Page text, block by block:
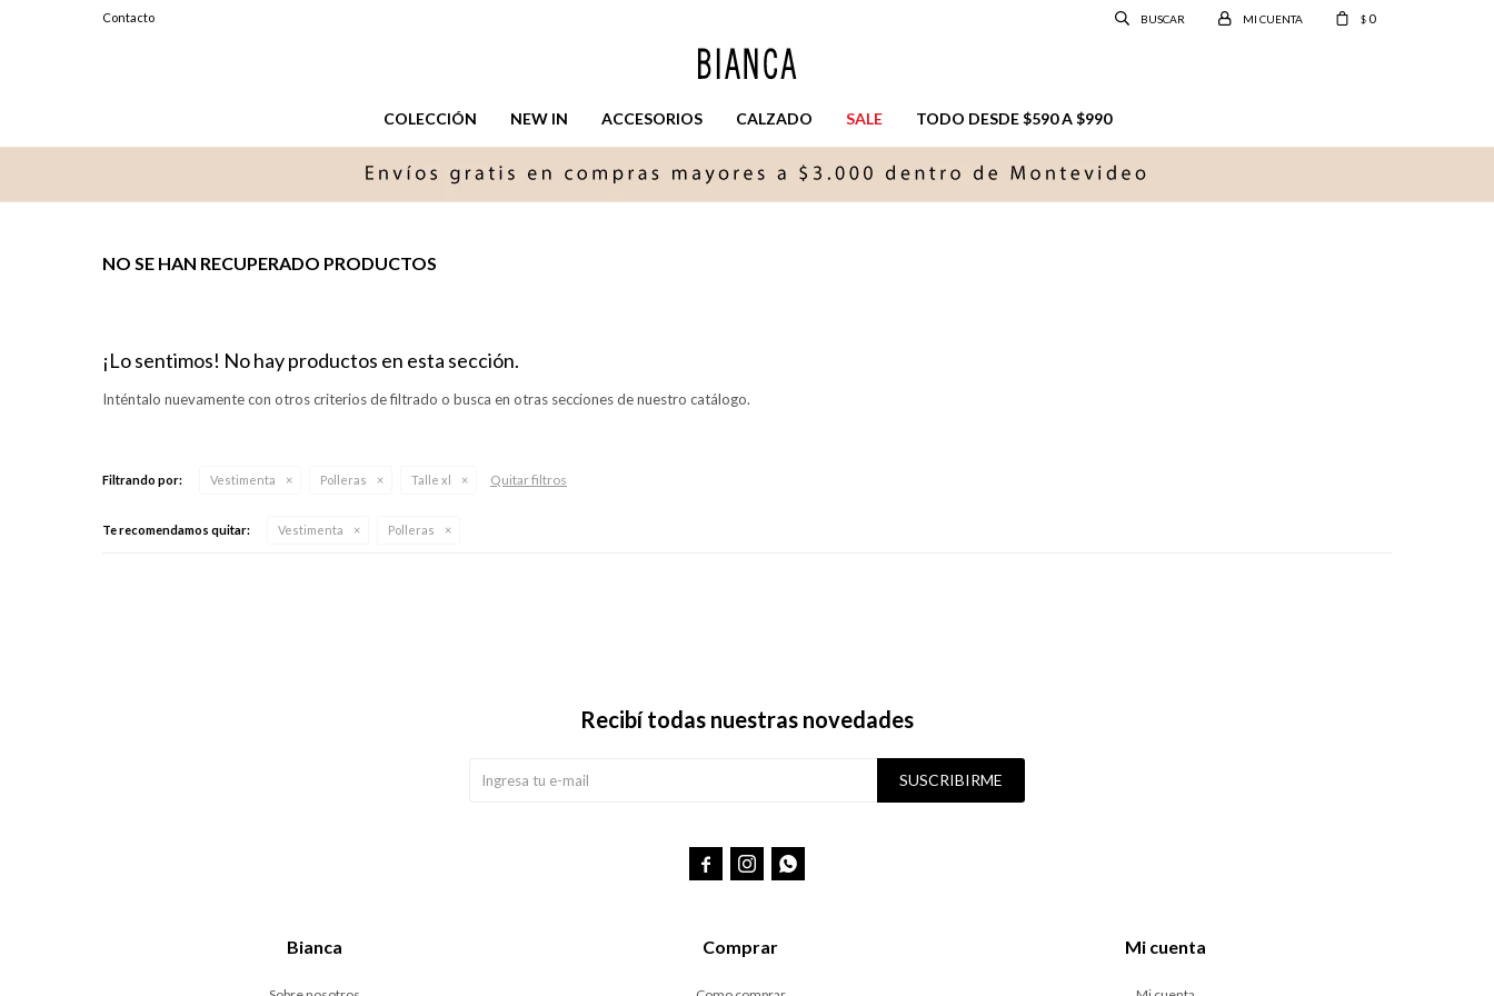
COLECCIÓN NEW IN ACCESORIOS CALZADO SALE TODO DESDE $590 A $990
$ 0
Contacto
NO SE HAN RECUPERADO PRODUCTOS
¡Lo sentimos! No hay productos en esta sección.
Inténtalo nuevamente con otros criterios de filtrado o busca en otras secciones de nuestro catálogo.
Filtrando por: Vestimenta Polleras Talle xl Quitar filtros
Te recomendamos quitar: Vestimenta Polleras
Bianca Comprar Mi cuenta
Recibí todas nuestras novedades
SUSCRIBIRME
  